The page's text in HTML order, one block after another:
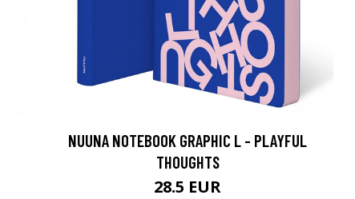
NUUNA NOTEBOOK GRAPHIC L - PLAYFUL
THOUGHTS
28.5 EUR